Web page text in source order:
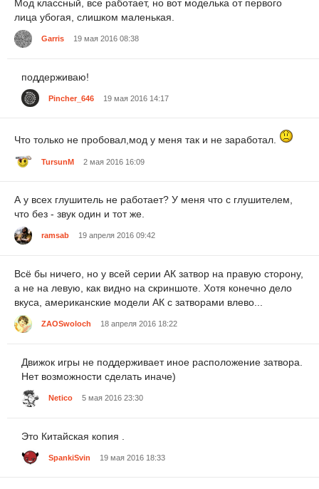
Мод классный, все работает, но вот моделька от первого
лица убогая, слишком маленькая.
Garris 19 мая 2016 08:38
поддерживаю!
Pincher_646 19 мая 2016 14:17
Что только не пробовал,мод у меня так и не заработал.
TursunM 2 мая 2016 16:09
А у всех глушитель не работает? У меня что с глушителем,
что без - звук один и тот же.
ramsab 19 апреля 2016 09:42
Всё бы ничего, но у всей серии АК затвор на правую сторону,
а не на левую, как видно на скриншоте. Хотя конечно дело
вкуса, американские модели АК с затворами влево...
ZAOSwoloch 18 апреля 2016 18:22
Движок игры не поддерживает иное расположение затвора.
Нет возможности сделать иначе)
Netico 5 мая 2016 23:30
Это Китайская копия .
SpankiSvin 19 мая 2016 18:33